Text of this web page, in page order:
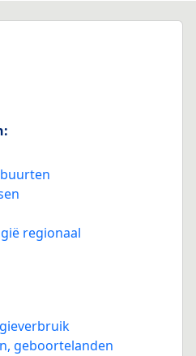
regionaal
geboortelanden